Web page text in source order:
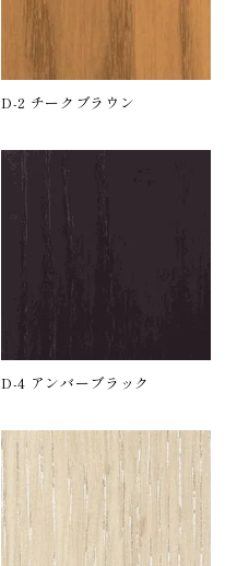
D-2 チークブラウン
D-4 アンバーブラック